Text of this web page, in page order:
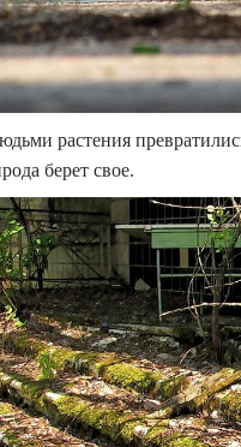
растения
берет свое.